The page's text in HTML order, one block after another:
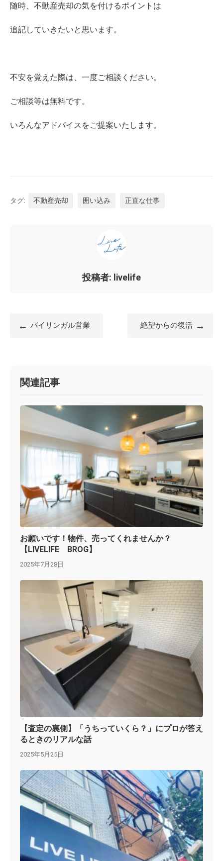
随時、不動産売却の気を付けるポイントは
追記していきたいと思います。
不安を覚えた際は、一度ご相談ください。
ご相談等は無料です。
いろんなアドバイスをご提案いたします。
タグ: 不動産売却 囲い込み 正直な仕事
投稿者: livelife
← バイリンガル営業 絶望からの復活 →
関連記事
お願いです！物件、売ってくれませんか？
【LIVELIFE BROG】
2025年7月28日
【査定の裏側】「うちっていくら？」にプロが答え
るときのリアルな話
2025年5月25日